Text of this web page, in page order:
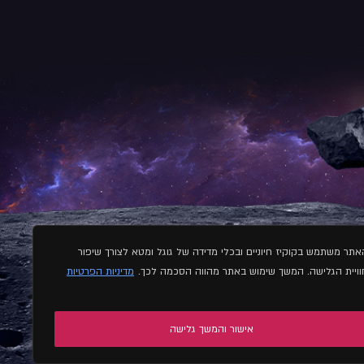
משתמש בקוקיז חיוניים ובכלי מדידה של גוגל ומטא לצורך שיפור
הגלישה. המשך שימוש באתר מהווה הסכמה לכך. מדיניות הפרטיות
אישור והמשך גלישה